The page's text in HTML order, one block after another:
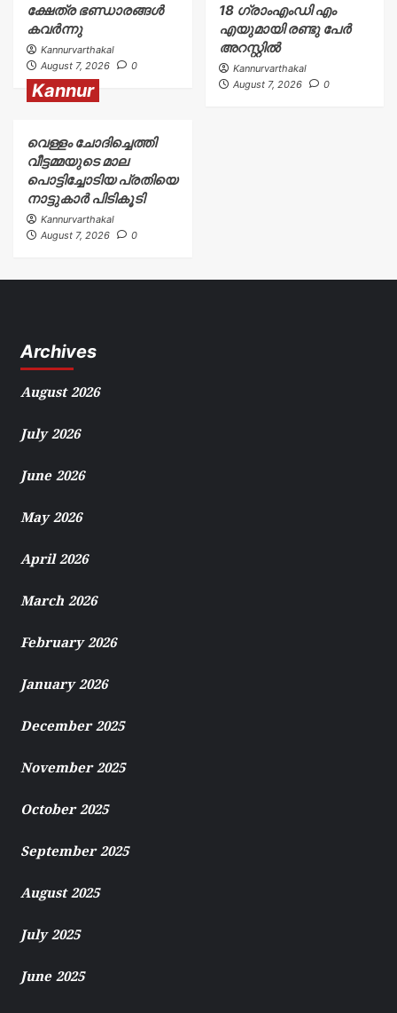
ക്ഷേത്ര ഭണ്ഡാരങ്ങൾ
കവർന്നു
Kannurvarthakal
August 7, 2026
0
18 ഗ്രാംഎംഡി എം
എയുമായി രണ്ടു പേർ
അറസ്റ്റിൽ
Kannurvarthakal
August 7, 2026
0
Kannur
വെള്ളം ചോദിച്ചെത്തി
വീട്ടമ്മയുടെ മാല
പൊട്ടിച്ചോടിയ പ്രതിയെ
നാട്ടുകാർ പിടികൂടി
Kannurvarthakal
August 7, 2026
0
Archives
August 2026
July 2026
June 2026
May 2026
April 2026
March 2026
February 2026
January 2026
December 2025
November 2025
October 2025
September 2025
August 2025
July 2025
June 2025